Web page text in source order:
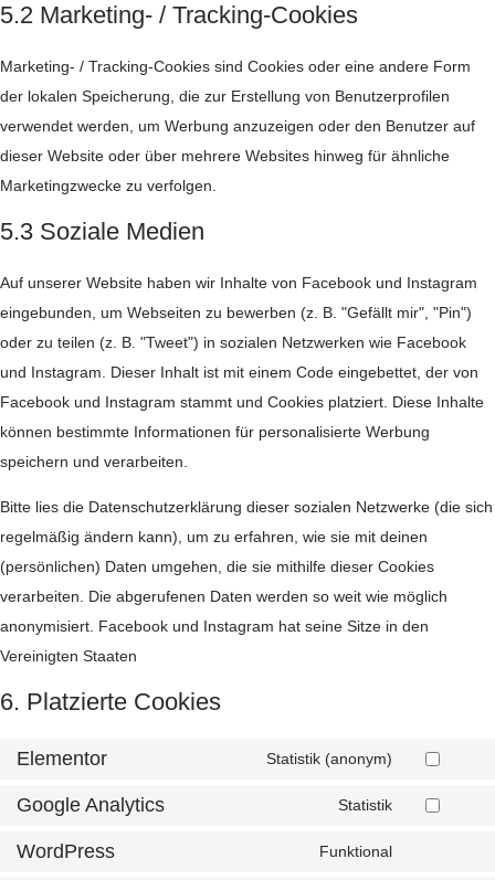
5.2 Marketing- / Tracking-Cookies
Marketing- / Tracking-Cookies sind Cookies oder eine andere Form
der lokalen Speicherung, die zur Erstellung von Benutzerprofilen
verwendet werden, um Werbung anzuzeigen oder den Benutzer auf
dieser Website oder über mehrere Websites hinweg für ähnliche
Marketingzwecke zu verfolgen.
5.3 Soziale Medien
Auf unserer Website haben wir Inhalte von Facebook und Instagram
eingebunden, um Webseiten zu bewerben (z. B. "Gefällt mir", "Pin")
oder zu teilen (z. B. "Tweet") in sozialen Netzwerken wie Facebook
und Instagram. Dieser Inhalt ist mit einem Code eingebettet, der von
Facebook und Instagram stammt und Cookies platziert. Diese Inhalte
können bestimmte Informationen für personalisierte Werbung
speichern und verarbeiten.
Bitte lies die Datenschutzerklärung dieser sozialen Netzwerke (die sich
regelmäßig ändern kann), um zu erfahren, wie sie mit deinen
(persönlichen) Daten umgehen, die sie mithilfe dieser Cookies
verarbeiten. Die abgerufenen Daten werden so weit wie möglich
anonymisiert. Facebook und Instagram hat seine Sitze in den
Vereinigten Staaten
6. Platzierte Cookies
Elementor Statistik (anonym)
Consent
service
elementor
Google Analytics Statistik
Consent
WordPress Funktional